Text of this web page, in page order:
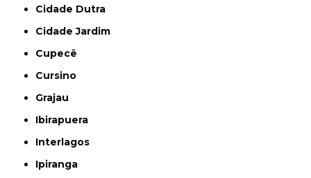
Cidade Dutra
Cidade Jardim
Cupecê
Cursino
Grajau
Ibirapuera
Interlagos
Ipiranga